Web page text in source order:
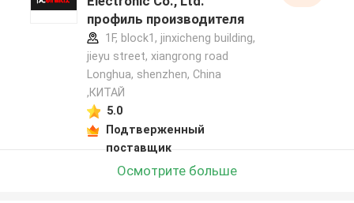
профиль производителя
1F, block1, jinxicheng building,
jieyu street, xiangrong road
Longhua, shenzhen, China
,КИТАЙ
5.0
Подтверженный
поставщик
Осмотрите больше